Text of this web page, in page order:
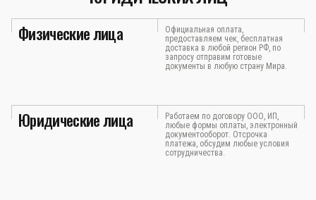
Физические лица
Официальная оплата,
предоставляем чек, бесплатная
доставка в любой регион РФ, по
запросу отправим готовые
документы в любую страну Мира.
Юридические лица
Работаем по договору ООО, ИП,
любые формы оплаты, электронный
документооборот. Отсрочка
платежа, обсудим любые условия
сотрудничества.